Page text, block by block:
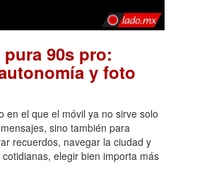
pura 90s pro:
y foto
en el que el móvil ya no sirve solo
sino también para
recuerdos, navegar la ciudad y
elegir bien importa más